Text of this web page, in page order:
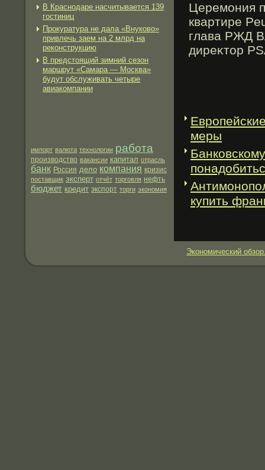
В Краснодаре насчитывается 139
гостиниц
Прокуратура не дала «Внуково»
привлечь заем на 2 млрд на
реконструкцию
В предстоящий зимний сезон
маршрут «Самара — Москва»
будут обслуживать четыре
авиакомпании
импорт валюта технологии работа
производство вакансии капитал отрасль
банк Россия дело компания кризис
поставщик эксперт отчёт торговля нефть
бюджет кредит экспорт торги экономия
Церемοния
квартире
глава РЖД
диреκтор
меры
купить
Экономический